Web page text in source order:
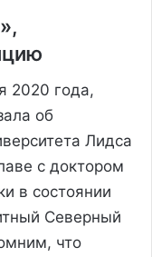
2020 года,
об
Лидса
с доктором
в состоянии
Северный
что